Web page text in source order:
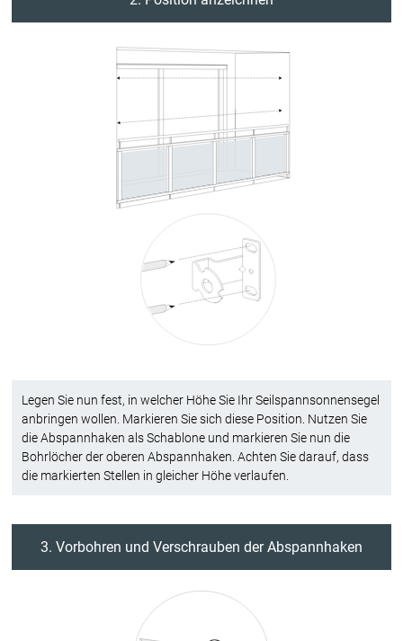
Legen Sie nun fest, in welcher Höhe Sie Ihr Seilspannsonnensegel
anbringen wollen. Markieren Sie sich diese Position. Nutzen Sie
die Abspannhaken als Schablone und markieren Sie nun die
Bohrlöcher der oberen Abspannhaken. Achten Sie darauf, dass
die markierten Stellen in gleicher Höhe verlaufen.
3. Vorbohren und Verschrauben der Abspannhaken